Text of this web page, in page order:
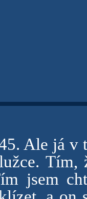
Ale já v
Tím,
jsem